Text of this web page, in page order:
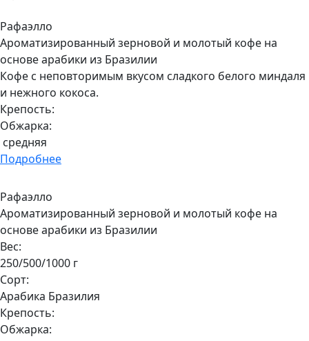
Рафаэлло
Ароматизированный зерновой и молотый кофе на
основе арабики из Бразилии
Кофе с неповторимым вкусом сладкого белого миндаля
и нежного кокоса.
Крепость:
Обжарка:
средняя
Подробнее
Рафаэлло
Ароматизированный зерновой и молотый кофе на
основе арабики из Бразилии
Вес:
250/500/1000 г
Сорт:
Арабика Бразилия
Крепость:
Обжарка: